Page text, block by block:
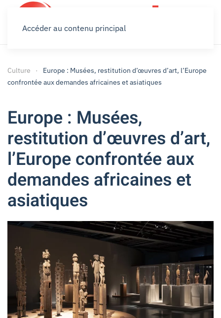
Accéder au contenu principal
Culture
Europe : Musées, restitution d’œuvres d’art, l’Europe
confrontée aux demandes africaines et asiatiques
Europe : Musées,
restitution d’œuvres d’art,
l’Europe confrontée aux
demandes africaines et
asiatiques